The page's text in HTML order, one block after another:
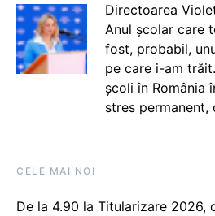
Directoarea
Anul școlar care
fost, probabil,
pe care i-am
școli în România
stres permanent,
CELE MAI NOI
De la 4.90 la Titularizare 2026,